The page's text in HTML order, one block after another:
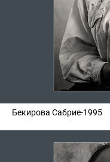
Бекирова Сабрие-1995